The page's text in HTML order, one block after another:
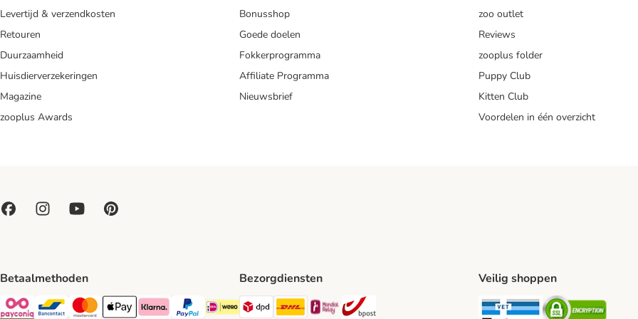
Levertijd & verzendkosten
Retouren
Duurzaamheid
Huisdierverzekeringen
Magazine
zooplus Awards
Bonusshop
Goede doelen
Fokkerprogramma
Affiliate Programma
Nieuwsbrief
zoo outlet
Reviews
zooplus folder
Puppy Club
Kitten Club
Voordelen in één overzicht
Betaalmethoden
Payconiq Payment Method
Bancontact Payment Method
Mastercard Payment Method
Apple Pay Payment Method
Klarna Payment Method
PayPal Payment Method
iDeal Payment Method
Bezorgdiensten
Dpd Shipping Method
DHL Shipping Method
Mondial Relay Shipping Method
Veilig shoppen
Security